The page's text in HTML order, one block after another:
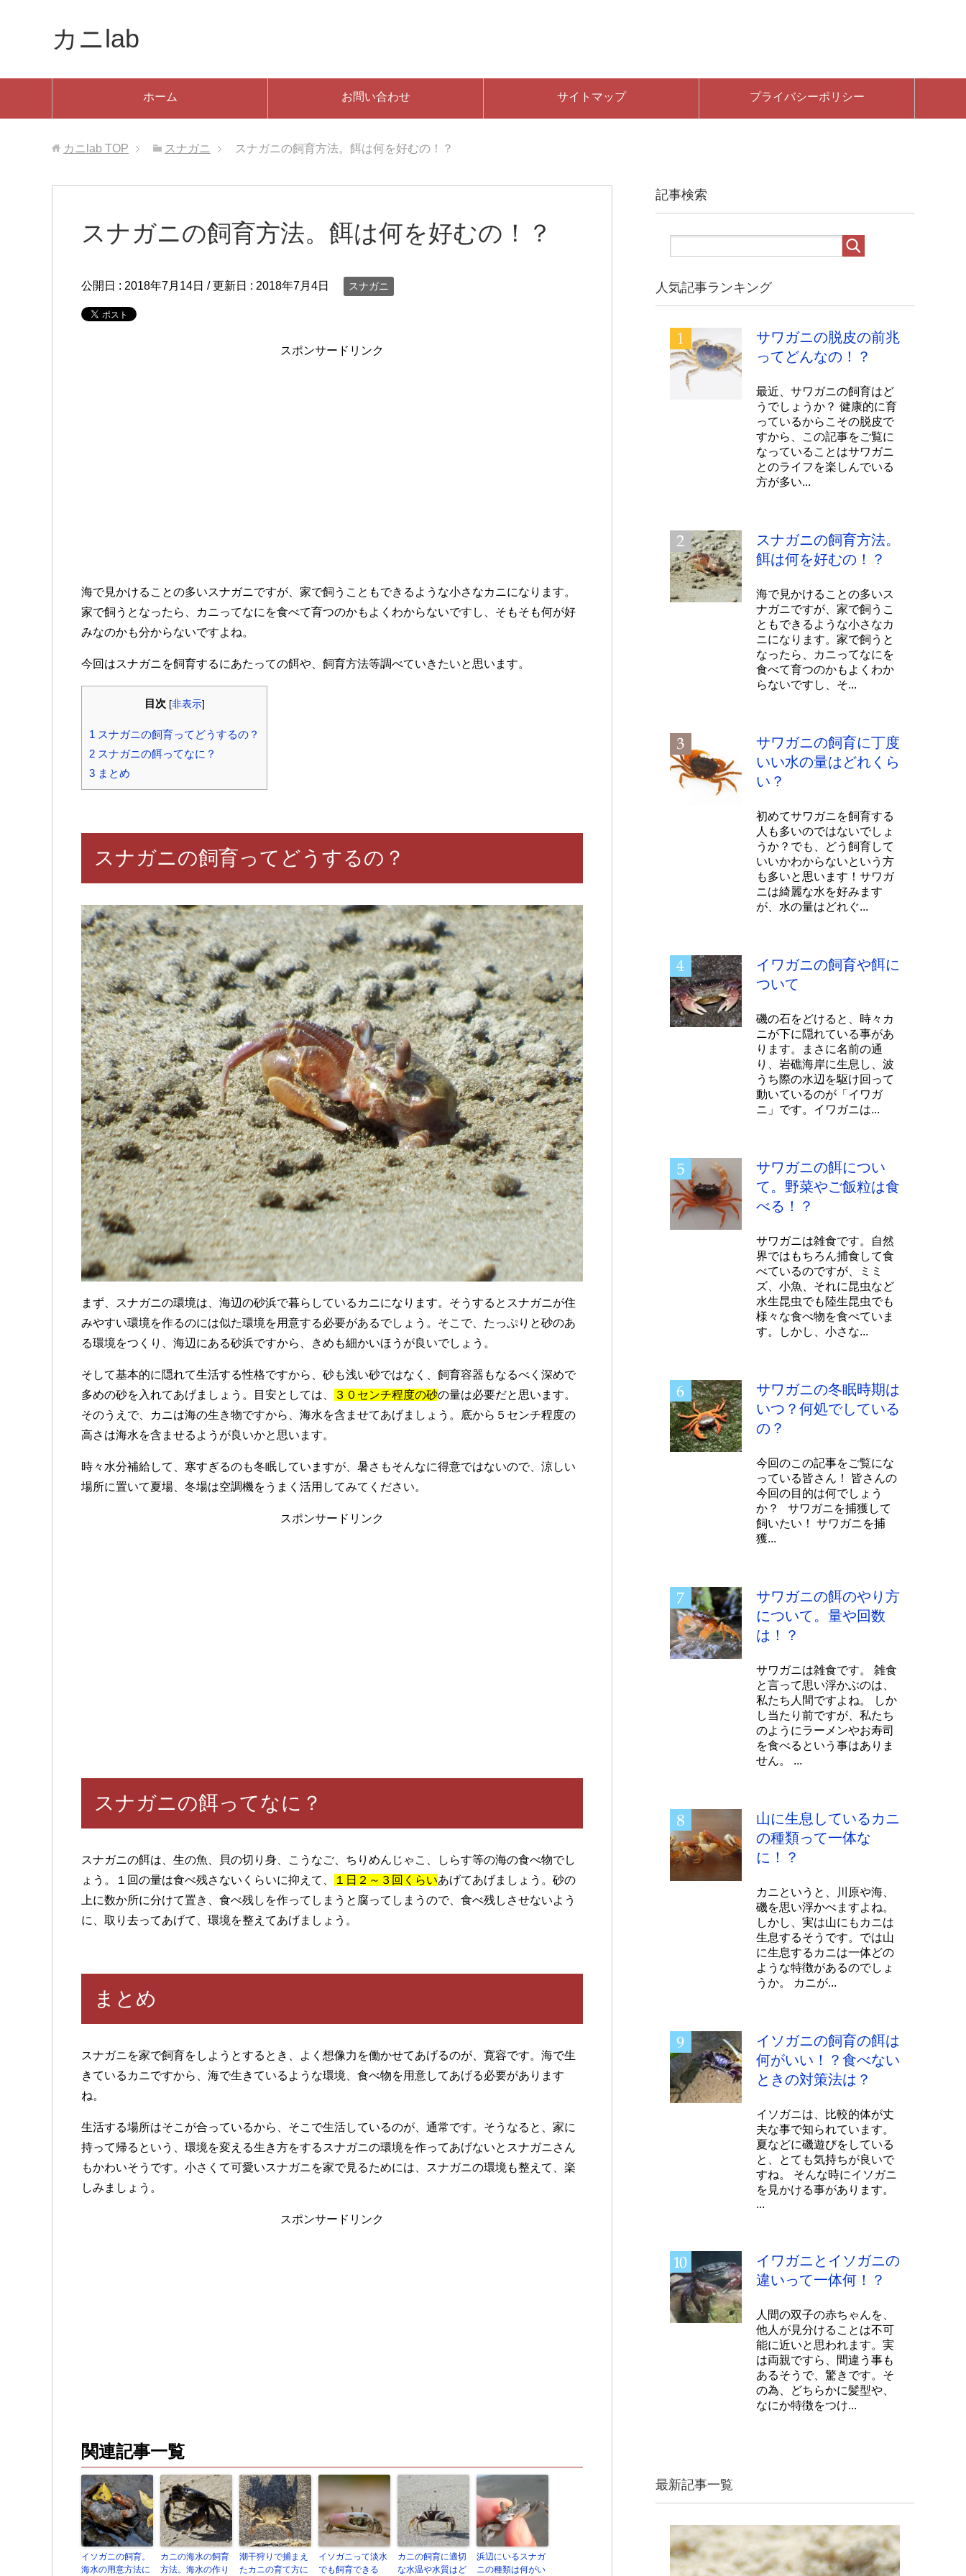
カニlab
ホーム お問い合わせ サイトマップ プライバシーポリシー
カニlab TOP スナガニ スナガニの飼育方法。餌は何を好むの！？
スナガニの飼育方法。餌は何を好むの！？
公開日 : 2018年7月14日 / 更新日 : 2018年7月4日 スナガニ
スポンサードリンク
海で見かけることの多いスナガニですが、家で飼うこともできるような小さなカニになります。
家で飼うとなったら、カニってなにを食べて育つのかもよくわからないですし、そもそも何が好
みなのかも分からないですよね。
今回はスナガニを飼育するにあたっての餌や、飼育方法等調べていきたいと思います。
目次 [非表示]
1 スナガニの飼育ってどうするの？
2 スナガニの餌ってなに？
3 まとめ
スナガニの飼育ってどうするの？
まず、スナガニの環境は、海辺の砂浜で暮らしているカニになります。そうするとスナガニが住
みやすい環境を作るのには似た環境を用意する必要があるでしょう。そこで、たっぷりと砂のあ
る環境をつくり、海辺にある砂浜ですから、きめも細かいほうが良いでしょう。
そして基本的に隠れて生活する性格ですから、砂も浅い砂ではなく、飼育容器もなるべく深めで
多めの砂を入れてあげましょう。目安としては、
３０センチ程度の砂の量は必要だと思います。
そのうえで、カニは海の生き物ですから、海水を含ませてあげましょう。底から５センチ程度の
高さは海水を含ませるようが良いかと思います。
時々水分補給して、寒すぎるのも冬眠していますが、暑さもそんなに得意ではないので、涼しい
場所に置いて夏場、冬場は空調機をうまく活用してみてください。
スポンサードリンク
スナガニの餌ってなに？
スナガニの餌は、生の魚、貝の切り身、こうなご、ちりめんじゃこ、しらす等の海の食べ物でし
ょう。１回の量は食べ残さないくらいに抑えて、
１日２～３回くらいあげてあげましょう。砂の
上に数か所に分けて置き、食べ残しを作ってしまうと腐ってしまうので、食べ残しさせないよう
に、取り去ってあげて、環境を整えてあげましょう。
まとめ
スナガニを家で飼育をしようとするとき、よく想像力を働かせてあげるのが、寛容です。海で生
きているカニですから、海で生きているような環境、食べ物を用意してあげる必要があります
ね。
生活する場所はそこが合っているから、そこで生活しているのが、通常です。そうなると、家に
持って帰るという、環境を変える生き方をするスナガニの環境を作ってあげないとスナガニさん
もかわいそうです。小さくて可愛いスナガニを家で見るためには、スナガニの環境も整えて、楽
しみましょう。
スポンサードリンク
関連記事一覧
イソガニの飼育。
海水の用意方法に
カニの海水の飼育
方法。海水の作り
潮干狩りで捕まえ
たカニの育て方に
イソガニって淡水
でも飼育できる
カニの飼育に適切
な水温や水質はど
浜辺にいるスナガ
ニの種類は何がい
記事検索
人気記事ランキング
サワガニの脱皮の前兆
ってどんなの！？
最近、サワガニの飼育はど
うでしょうか？ 健康的に育
っているからこその脱皮で
すから、この記事をご覧に
なっていることはサワガニ
とのライフを楽しんでいる
方が多い...
スナガニの飼育方法。
餌は何を好むの！？
海で見かけることの多いス
ナガニですが、家で飼うこ
ともできるような小さなカ
ニになります。家で飼うと
なったら、カニってなにを
食べて育つのかもよくわか
らないですし、そ...
サワガニの飼育に丁度
いい水の量はどれくら
い？
初めてサワガニを飼育する
人も多いのではないでしょ
うか？でも、どう飼育して
いいかわからないという方
も多いと思います！サワガ
ニは綺麗な水を好みます
が、水の量はどれぐ...
イワガニの飼育や餌に
ついて
磯の石をどけると、時々カ
ニが下に隠れている事があ
ります。まさに名前の通
り、岩礁海岸に生息し、波
うち際の水辺を駆け回って
動いているのが「イワガ
ニ」です。イワガニは...
サワガニの餌につい
て。野菜やご飯粒は食
べる！？
サワガニは雑食です。自然
界ではもちろん捕食して食
べているのですが、ミミ
ズ、小魚、それに昆虫など
水生昆虫でも陸生昆虫でも
様々な食べ物を食べていま
す。しかし、小さな...
サワガニの冬眠時期は
いつ？何処でしている
の？
今回のこの記事をご覧にな
っている皆さん！ 皆さんの
今回の目的は何でしょう
か？ サワガニを捕獲して
飼いたい！ サワガニを捕
獲...
サワガニの餌のやり方
について。量や回数
は！？
サワガニは雑食です。 雑食
と言って思い浮かぶのは、
私たち人間ですよね。 しか
し当たり前ですが、私たち
のようにラーメンやお寿司
を食べるという事はありま
せん。 ...
山に生息しているカニ
の種類って一体な
に！？
カニというと、川原や海、
磯を思い浮かべますよね。
しかし、実は山にもカニは
生息するそうです。では山
に生息するカニは一体どの
ような特徴があるのでしょ
うか。 カニが...
イソガニの飼育の餌は
何がいい！？食べない
ときの対策法は？
イソガニは、比較的体が丈
夫な事で知られています。
夏などに磯遊びをしている
と、とても気持ちが良いで
すね。 そんな時にイソガニ
を見かける事があります。
...
イワガニとイソガニの
違いって一体何！？
人間の双子の赤ちゃんを、
他人が見分けることは不可
能に近いと思われます。実
は両親ですら、間違う事も
あるそうで、驚きです。そ
の為、どちらかに髪型や、
なにか特徴をつけ...
最新記事一覧